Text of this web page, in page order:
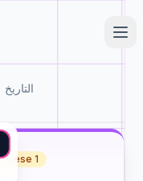
التاريخ
1